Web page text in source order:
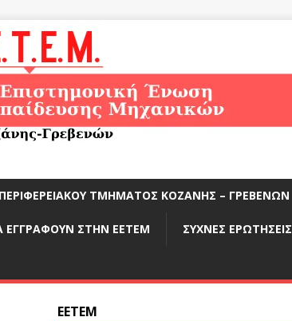
ΠΕΡΙΦΕΡΕΙΑΚΟΎ ΤΜΉΜΑΤΟΣ ΚΟΖΆΝΗΣ – ΓΡΕΒΕΝΏΝ
ΕΓΓΡΑΦΟΎΝ ΣΤΗΝ ΕΕΤΕΜ ΣΥΧΝΈΣ ΕΡΩΤΉΣΕΙΣ
ΕΕΤΕΜ